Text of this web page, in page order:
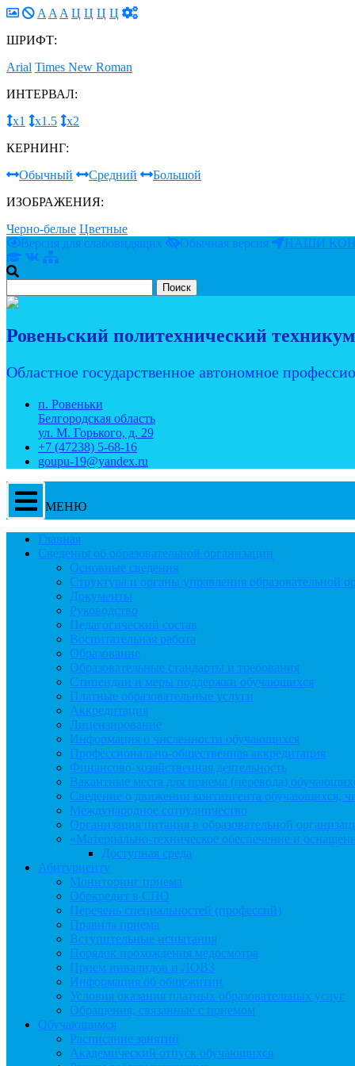
A A A Ц Ц Ц Ц
ШРИФТ:
Arial Times New Roman
ИНТЕРВАЛ:
х1
х1.5
х2
КЕРНИНГ:
Обычный
Средний
Большой
ИЗОБРАЖЕНИЯ:
Черно-белые Цветные
Версия для слабовидящих
Обычная версия НАШИ
Ровеньский политехнический техникум
Областное государственное автономное
п. Ровеньки
Белгородская область
ул. М. Горького, д. 29
+7 (47238) 5-68-16
goupu-19@yandex.ru
МЕНЮ
Главная
Сведения об образовательной организации
Основные сведения
Структура и органы управления образовательной
Документы
Руководство
Педагогический состав
Воспитательная работа
Образование
Образовательные стандарты и требования
Стипендии и меры поддержки обучающихся
Платные образовательные услуги
Аккредитация
Лицензирование
Информация о численности обучающихся
Профессионально-общественная аккредитация
Финансово-хозяйственная деятельность
Вакантные места для приема (перевода)
Сведение о движении контингента обучающихся,
Международное сотрудничество
Организация питания в образовательной
«Материально-техническое обеспечение и
Доступная среда
Абитуриенту
Мониторинг приема
Обркредит в СПО
Перечень специальностей (профессий)
Правила приема
Вступительные испытания
Порядок прохождения медосмотра
Прием инвалидов и ЛОВЗ
Информация об общежитии
Условия оказания платных образовательных услуг
Обращения, связанные с приемом
Обучающимся
Расписание занятий
Академический отпуск обучающихся